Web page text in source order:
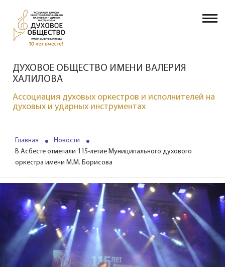
ДУХОВОЕ ОБЩЕСТВО ИМЕНИ ВАЛЕРИЯ
ХАЛИЛОВА
Ассоциация духовых оркестров и исполнителей на
духовых и ударных инструментах
Главная
Новости
В Асбесте отметили 115-летие Муниципального духового
оркестра имени М.М. Борисова